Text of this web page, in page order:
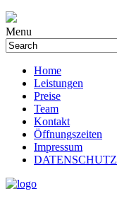
Menu
Home
Leistungen
Preise
Team
Kontakt
Öffnungszeiten
Impressum
DATENSCHUTZ